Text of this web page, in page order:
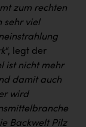
zum rechten
sehr viel
“, legt der
ist nicht mehr
damit auch
wird
Backwelt Pilz